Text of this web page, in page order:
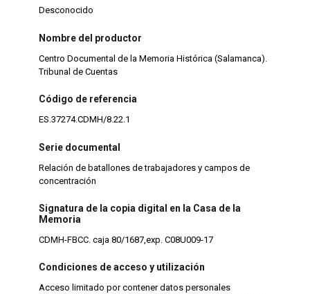
Desconocido
Nombre del productor
Centro Documental de la Memoria Histórica (Salamanca).
Tribunal de Cuentas
Código de referencia
ES.37274.CDMH/8.22.1
Serie documental
Relación de batallones de trabajadores y campos de
concentración
Signatura de la copia digital en la Casa de la
Memoria
CDMH-FBCC. caja 80/1687,exp. C08U009-17
Condiciones de acceso y utilización
Acceso limitado por contener datos personales